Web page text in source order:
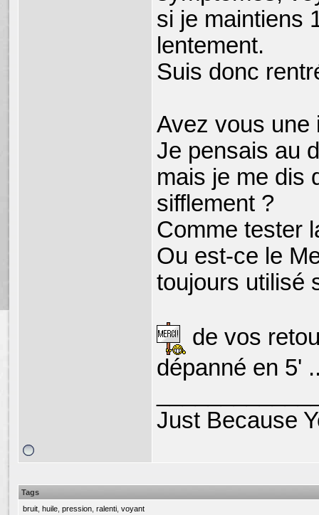
si je maintiens
lentement.
Suis donc
Avez vous une
Je pensais au
mais je me dis
sifflement ?
Comme tester
Ou est-ce le
toujours utilisé
de vos
dépanné en 5'
Just Because
Tags
bruit huile pression ralenti voyant